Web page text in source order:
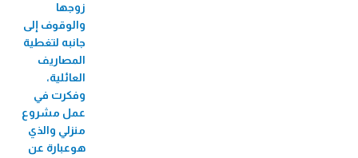
82 منحة جامعية
3,424 مستفيد/
زوجها
والوقوف إلى
جانبه لتغطية
المصاريف
العائلية،
وفكرت في
عمل مشروع
منزلي والذي
هوعبارة عن